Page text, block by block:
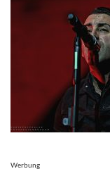
Werbung